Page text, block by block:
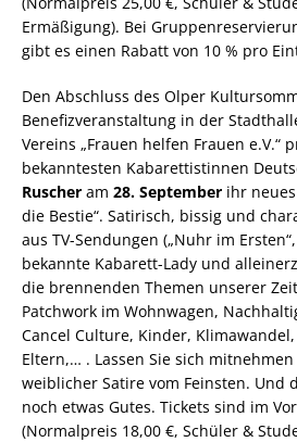
Ermäßigung). Bei
gibt es einen Rabatt von 10 % pro
Den Abschluss des Olper
Benefizveranstaltung in der
Vereins „Frauen helfen Frauen e.V.“
bekanntesten Kabarettistinnen
Ruscher am 28. September ihr
die Bestie“. Satirisch, bissig und
aus TV-Sendungen („Nuhr im
bekannte Kabarett-Lady und
die brennenden Themen unserer
Patchwork im Wohnwagen,
Cancel Culture, Kinder,
Eltern,… . Lassen Sie sich
weiblicher Satire vom Feinsten. Und
noch etwas Gutes. Tickets sind im
(Normalpreis 18,00 €, Schüler &